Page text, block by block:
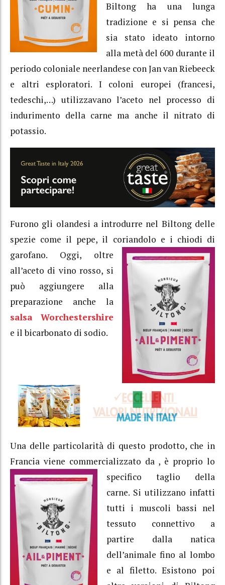
Biltong ha una lunga
tradizione e si pensa che
sia stato ideato intorno
alla metà del 600 durante il
periodo coloniale neerlandese con Jan van Riebeeck
e altri esploratori. I coloni europei (francesi,
tedeschi,…) utilizzavano l’aceto nel processo di
indurimento della carne ma anche il nitrato di
potassio.
Furono gli olandesi a introdurre nel Biltong delle
spezie come il pepe, il coriandolo e i chiodi di
garofano. Oggi, oltre
all’aceto di vino rosso, si
può aggiungere alla
preparazione anche la
salsa Worchestershire
e il bicarbonato di sodio.
Una delle particolarità di questo prodotto, che in
Francia viene commercializzato da , è proprio lo
specifico taglio della
carne. Si utilizzano infatti
tutti i muscoli bassi nel
tessuto connettivo a
partire dalla natica
dell’animale fino al lombo
e al filetto. Esistono poi